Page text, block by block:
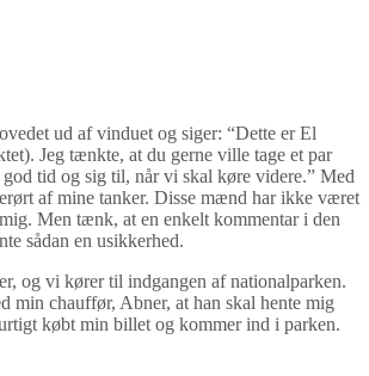
ud af vinduet og siger: “Dette er El
Jeg tænkte, at du gerne ville tage et par
tid og sig til, når vi skal køre videre.” Med
af mine tanker. Disse mænd har ikke været
Men tænk, at en enkelt kommentar i den
sådan en usikkerhed.
og vi kører til indgangen af nationalparken.
min chauffør, Abner, at han skal hente mig
købt min billet og kommer ind i parken.